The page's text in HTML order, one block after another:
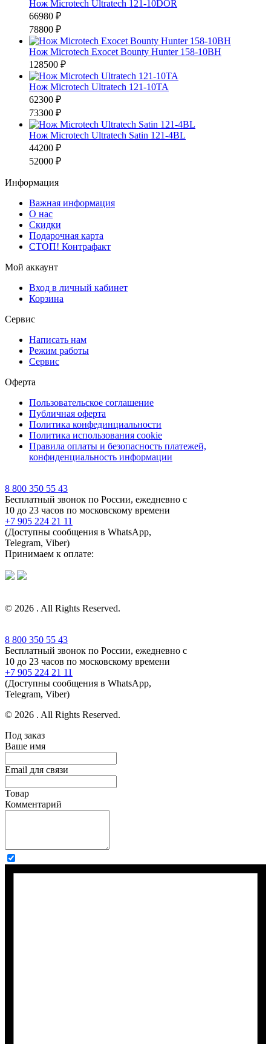
Нож Microtech Ultratech 121-10DOR
66980 ₽
78800 ₽
Нож Microtech Exocet Bounty Hunter 158-10BH
128500 ₽
Нож Microtech Ultratech 121-10TA
62300 ₽
73300 ₽
Нож Microtech Ultratech Satin 121-4BL
44200 ₽
52000 ₽
Информация
Важная информация
О нас
Скидки
Подарочная карта
СТОП! Контрафакт
Мой аккаунт
Вход в личный кабинет
Корзина
Сервис
Написать нам
Режим работы
Сервис
Оферта
Пользовательское соглашение
Публичная оферта
Политика конфединциальности
Политика использования cookie
Правила оплаты и безопасность платежей,
конфиденциальность информации
8 800 350 55 43
Бесплатный звонок по России, ежедневно с
10 до 23 часов по московскому времени
+7 905 224 21 11
(Доступны сообщения в WhatsApp,
Telegram, Viber)
Принимаем к оплате:
© 2026 . All Rights Reserved.
8 800 350 55 43
Бесплатный звонок по России, ежедневно с
10 до 23 часов по московскому времени
+7 905 224 21 11
(Доступны сообщения в WhatsApp,
Telegram, Viber)
© 2026 . All Rights Reserved.
Под заказ
Ваше имя
Email для связи
Товар
Комментарий